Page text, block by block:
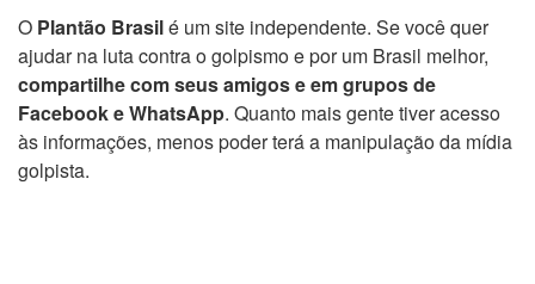
O Plantão Brasilé um site independente. Se você quer
ajudar na luta contra o golpismo e por um Brasil melhor,
compartilhe com seus amigos e em grupos de
Facebook e WhatsApp. Quanto mais gente tiver acesso
às informações, menos poder terá a manipulação da mídia
golpista.